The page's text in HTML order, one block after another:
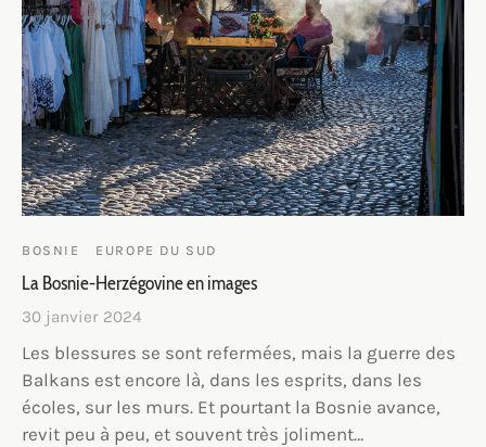
BOSNIE EUROPE DU SUD
La Bosnie-Herzégovine en images
30 janvier 2024
Les blessures se sont refermées, mais la guerre des
Balkans est encore là, dans les esprits, dans les
écoles, sur les murs. Et pourtant la Bosnie avance,
revit peu à peu, et souvent très joliment…